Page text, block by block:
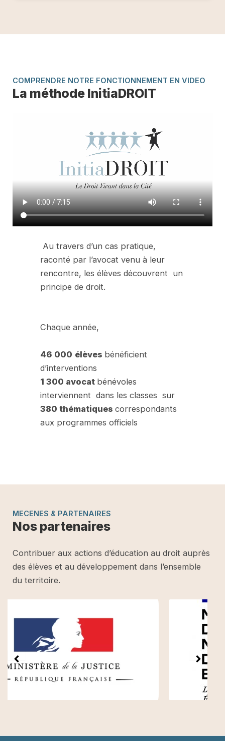
COMPRENDRE NOTRE FONCTIONNEMENT EN VIDEO
La méthode InitiaDROIT
Au travers d’un cas pratique,
raconté par l’avocat venu à leur
rencontre, les élèves découvrent un
principe de droit.
Chaque année,
46 000 élèves bénéficient
d’interventions
1 300 avocat bénévoles
interviennent dans les classes sur
380 thématiquescorrespondants
aux programmes officiels
MECENES & PARTENAIRES
Nos partenaires
Contribuer aux actions d’éducation au droit auprès
des élèves et au développement dans l’ensemble
du territoire.